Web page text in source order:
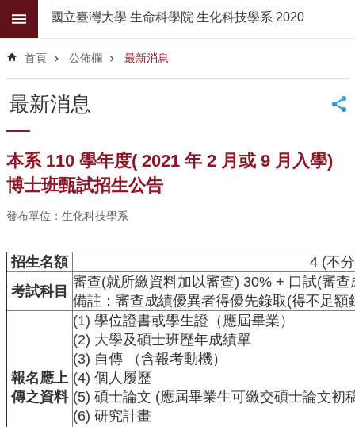
跳到主要內容區塊
階
尋
公
佈
欄
學
系
簡
系
師
資
生
專
區
國立臺灣大學 生命科學院 生化科技學系 2020
首頁 公佈欄 最新消息
最新消息
本系 110 學年度( 2021 年 2 月或 9 月入學)
博士班甄試招生公告
發布單位：生化科技學系
招生名額
4 (不
考試科目
審查(就所繳資料加以審查) 30% + 口試(審
備註：審查成績優異者得優先錄取(得不足
報名應上
傳之資料
(1) 學位證書或學生證（應屆畢業）
(2) 大學及碩士班歷年成績單
(3) 自傳 （含報考動機）
(4) 個人履歷
(5) 碩士論文 (應屆畢業生可繳交碩士論文初
(6) 研究計畫